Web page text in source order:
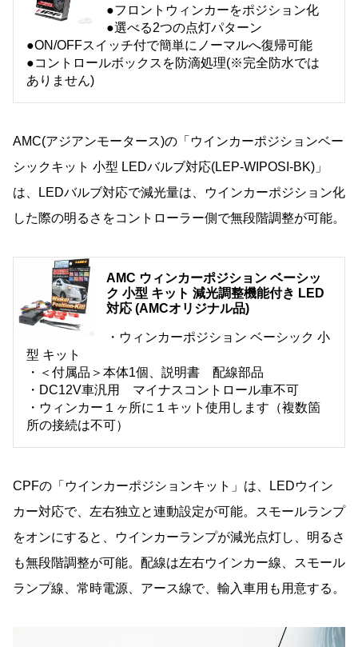
●フロントウィンカーをポジション化
●選べる2つの点灯パターン
●ON/OFFスイッチ付で簡単にノーマルへ復帰可能
●コントロールボックスを防滴処理(※完全防水では
ありません)
AMC(アジアンモータース)の「ウインカーポジションベー
シックキット 小型 LEDバルブ対応(LEP-WIPOSI-BK)」
は、LEDバルブ対応で減光量は、ウインカーポジション化
した際の明るさをコントローラー側で無段階調整が可能。
AMC ウィンカーポジション ベーシッ
ク 小型 キット 減光調整機能付き LED
対応 (AMCオリジナル品)
・ウィンカーポジション ベーシック 小
型 キット
・＜付属品＞本体1個、説明書 配線部品
・DC12V車汎用 マイナスコントロール車不可
・ウィンカー１ヶ所に１キット使用します（複数箇
所の接続は不可）
CPFの「ウインカーポジションキット」は、LEDウイン
カー対応で、左右独立と連動設定が可能。スモールランプ
をオンにすると、ウインカーランプが減光点灯し、明るさ
も無段階調整が可能。配線は左右ウインカー線、スモール
ランプ線、常時電源、アース線で、輸入車用も用意する。